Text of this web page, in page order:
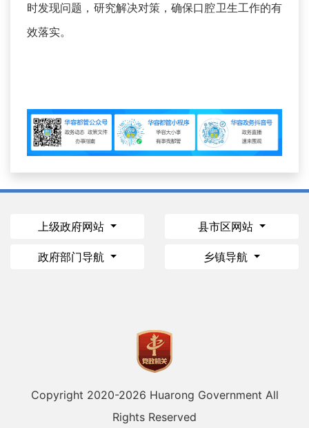
时发现问题，研究解决对策，确保口腔卫生工作的有
效落实。
上级政府网站 县市区网站
政府部门导航 乡镇导航
Copyright 2020-2026 Huarong Government All
Rights Reserved